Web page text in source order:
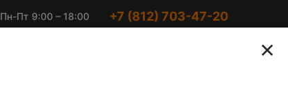
Пн-Пт 9:00 – 18:00
+7 (812) 703-47-20
×